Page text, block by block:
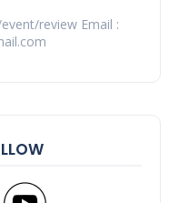
review Email :